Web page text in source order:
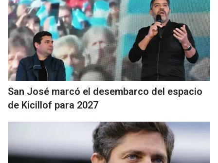
San José marcó el desembarco del espacio
de Kicillof para 2027